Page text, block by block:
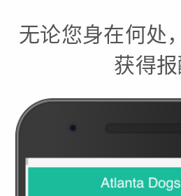
无论您身在何处
获得报